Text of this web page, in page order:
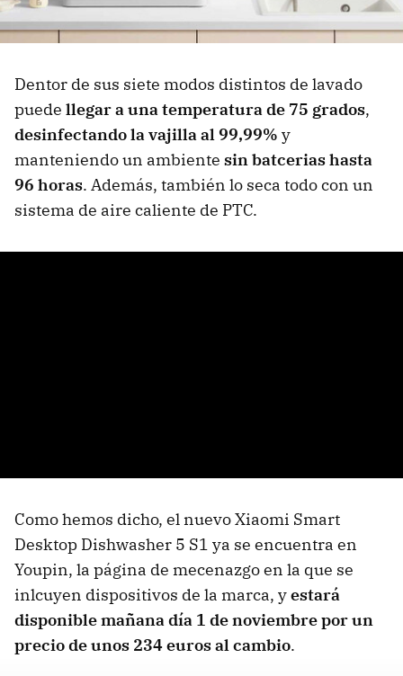
Dentor de sus siete modos distintos de lavado
puede llegar a una temperatura de 75 grados,
desinfectando la vajilla al 99,99% y
manteniendo un ambiente sin batcerias hasta
96 horas. Además, también lo seca todo con un
sistema de aire caliente de PTC.
Como hemos dicho, el nuevo Xiaomi Smart
Desktop Dishwasher 5 S1 ya se encuentra en
Youpin, la página de mecenazgo en la que se
inlcuyen dispositivos de la marca, yestará
disponible mañana día 1 de noviembre por un
precio de unos 234 euros al cambio.